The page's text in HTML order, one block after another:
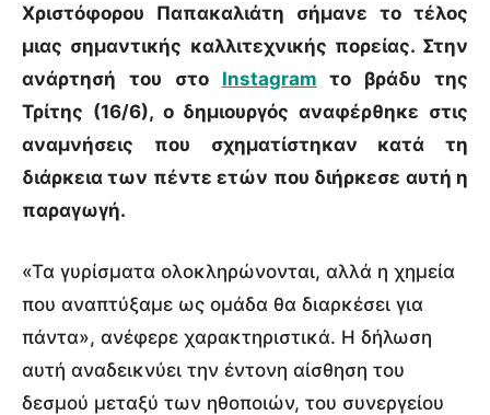
Χριστόφορου Παπακαλιάτη σήμανε το τέλος
μιας σημαντικής καλλιτεχνικής πορείας. Στην
ανάρτησή του στο Instagram το βράδυ της
Τρίτης (16/6), ο δημιουργός αναφέρθηκε στις
αναμνήσεις που σχηματίστηκαν κατά τη
διάρκεια των πέντε ετών που διήρκεσε αυτή η
παραγωγή.
«Τα γυρίσματα ολοκληρώνονται, αλλά η χημεία
που αναπτύξαμε ως ομάδα θα διαρκέσει για
πάντα», ανέφερε χαρακτηριστικά. Η δήλωση
αυτή αναδεικνύει την έντονη αίσθηση του
δεσμού μεταξύ των ηθοποιών, του συνεργείου